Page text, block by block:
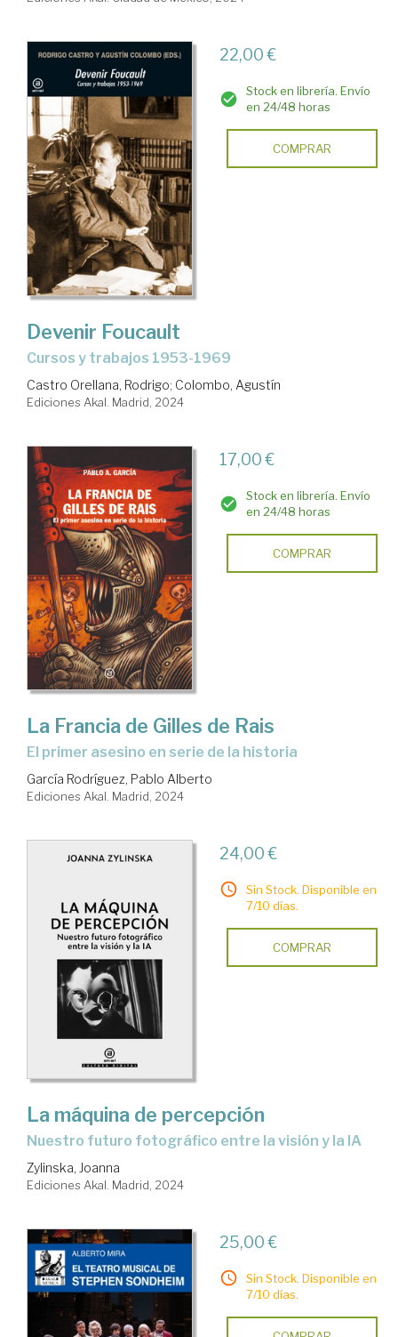
22,00 €
Stock en librería. Envío
en 24/48 horas
COMPRAR
Devenir Foucault
Cursos y trabajos 1953-1969
Castro Orellana, Rodrigo; Colombo, Agustín
Ediciones Akal. Madrid, 2024
17,00 €
Stock en librería. Envío
en 24/48 horas
COMPRAR
La Francia de Gilles de Rais
El primer asesino en serie de la historia
García Rodríguez, Pablo Alberto
Ediciones Akal. Madrid, 2024
24,00 €
Sin Stock. Disponible en
7/10 días.
COMPRAR
La máquina de percepción
Nuestro futuro fotográfico entre la visión y la IA
Zylinska, Joanna
Ediciones Akal. Madrid, 2024
25,00 €
Sin Stock. Disponible en
7/10 días.